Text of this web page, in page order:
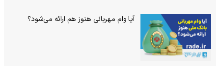
آیا وام مهربانی هنوز هم ارائه می‌شود؟